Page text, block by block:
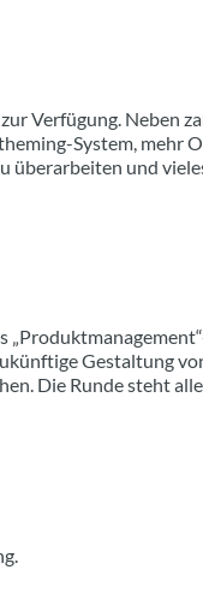
Verfügung. Neben
System, mehr
und
Gestaltung
Die Runde steht